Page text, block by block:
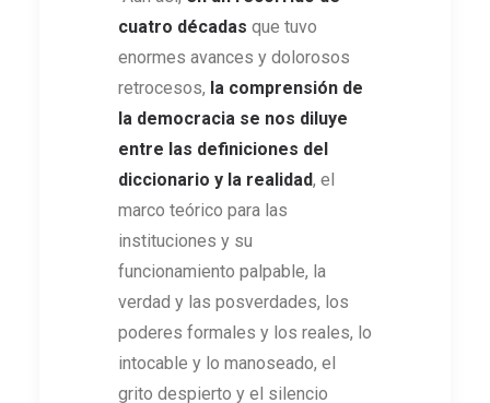
cuatro décadas que tuvo
enormes avances y dolorosos
retrocesos, la comprensión de
la democracia se nos diluye
entre las definiciones del
diccionario y la realidad, el
marco teórico para las
instituciones y su
funcionamiento palpable, la
verdad y las posverdades, los
poderes formales y los reales, lo
intocable y lo manoseado, el
grito despierto y el silencio